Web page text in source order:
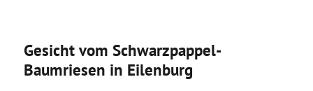
Gesicht vom Schwarzpappel-
Baumriesen in Eilenburg